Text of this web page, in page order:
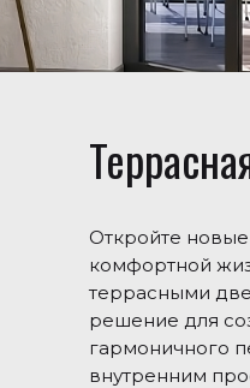
Откройте
комфортной
террасными
решение для
гармоничного
внутренним